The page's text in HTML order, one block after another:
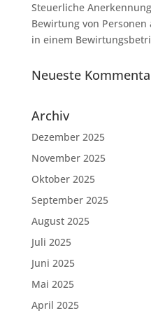
Steuerliche
Bewirtung von
in einem
Neueste
Archiv
Dezember 2025
November 2025
Oktober 2025
September 2025
August 2025
Juli 2025
Juni 2025
Mai 2025
April 2025